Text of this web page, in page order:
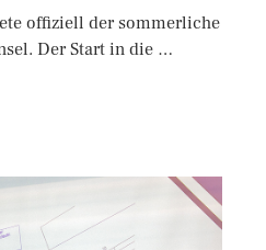
offiziell der sommerliche
Der Start in die …